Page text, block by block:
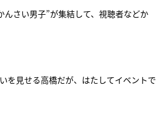
さい男子”が集結して、視聴者などか
を見せる高橋だが、はたしてイベントで